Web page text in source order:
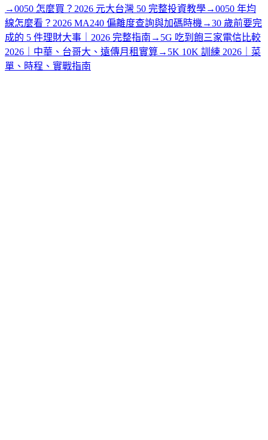
→0050 怎麼買？2026 元大台灣 50 完整投資教學→0050 年均
線怎麼看？2026 MA240 偏離度查詢與加碼時機 →30 歲前要完
成的 5 件理財大事｜2026 完整指南 → 5G 吃到飽三家電信比較
2026｜中華、台哥大、遠傳月租實算→ 5K 10K 訓練 2026｜菜
單、時程、實戰指南